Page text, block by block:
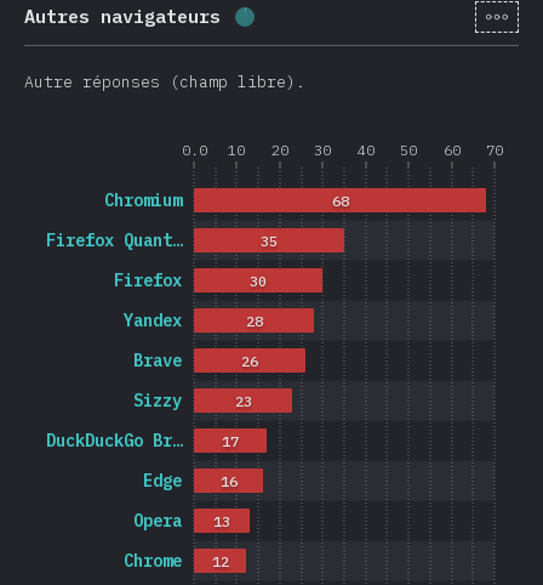
Autres navigateurs Progression: ) [fr-
Autre réponses (champ libre).
0.0 10 20 30 40 50 60 70
Chrome
Opera
Edge
DuckDuckGo Br…
Sizzy
Brave
Yandex
Firefox
Firefox Quant…
Chromium
12
13
16
17
23
26
28
30
35
68